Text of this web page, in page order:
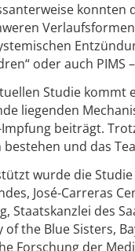
konnten
oder auch
Studie kommt
liegenden
Impfung beiträgt.
bestehen und das
wurde die
José-Carreras
Staatskanzlei des
of the Blue Sisters,
Forschung der